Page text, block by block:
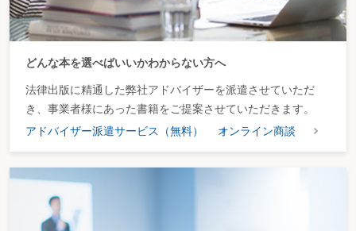
どんな本を選べばいいかわからない方へ
法律出版に精通した弊社アドバイザーを派遣させていただ
き、事業者様にあった書籍をご提案させていただきます。
アドバイザー派遣サービス（無料）
オンライン商談